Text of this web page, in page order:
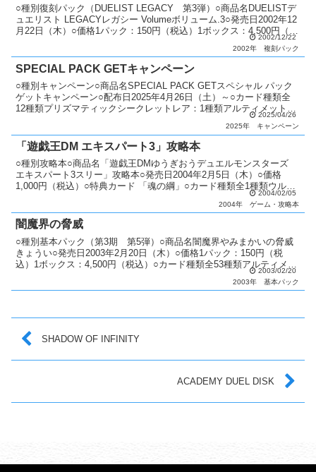
○種別復刻パック（DUELIST LEGACY 第3弾）○商品名DUELISTデ
ュエリスト LEGACYレガシー Volumeボリューム.3○発売日2002年12
月22日（木）○価格1パック：150円（税込）1ボックス：4,500円（税
2002/12/22
2002年
複刻パック
SPECIAL PACK GETキャンペーン
○種別キャンペーン○商品名SPECIAL PACK GETスペシャル パック
ゲットキャンペーン○配布日2025年4月26日（土）～○カード種類全
12種類プリズマティックシークレットレア：1種類アルティメットレ
2025/04/26
2025年
キャンペーン
「遊戯王DM エキスパート3」攻略本
○種別攻略本○商品名「遊戯王DMゆうぎおうデュエルモンスターズ
エキスパート3スリー」攻略本○発売日2004年2月5日（木）○価格
1,000円（税込）○特典カード 「魂の綱」○カード種類全1種類ウルト
2004/02/05
2004年
ゲーム・攻略本
闇魔界の脅威
○種別基本パック（第3期 第5弾）○商品名闇魔界やみまかいの脅威
きょうい○発売日2003年2月20日（木）○価格1パック：150円（税
込）1ボックス：4,500円（税込）○カード種類全53種類アルティメッ
2003/02/20
2003年
基本パック
SHADOW OF INFINITY
ACADEMY DUEL DISK